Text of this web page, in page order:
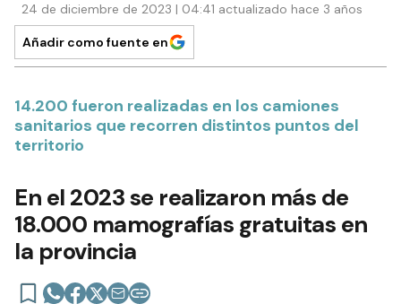
24 de diciembre de 2023 | 04:41 actualizado hace 3 años
Añadir como fuente en
14.200 fueron realizadas en los camiones
sanitarios que recorren distintos puntos del
territorio
En el 2023 se realizaron más de
18.000 mamografías gratuitas en
la provincia